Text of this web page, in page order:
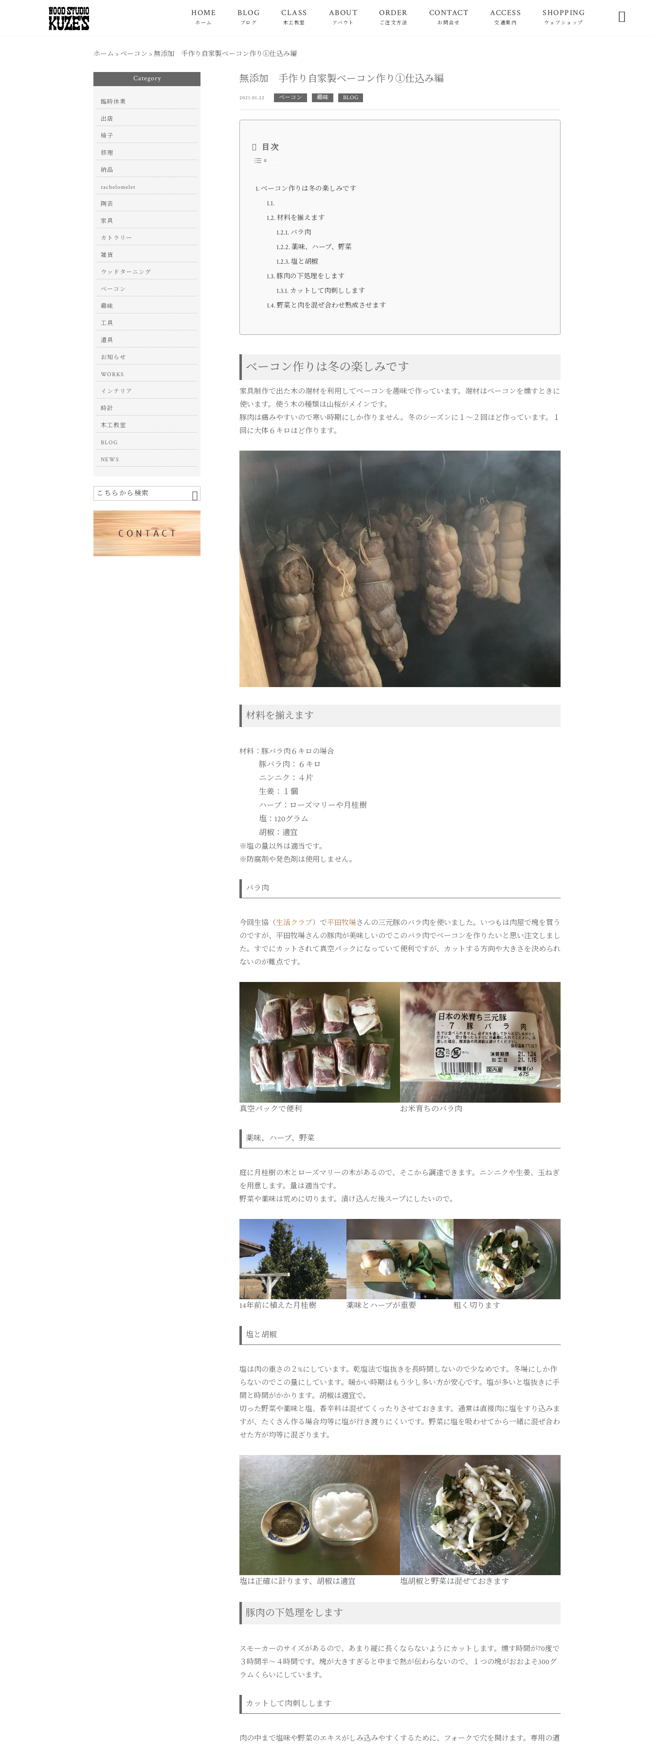
HOME
ホーム
BLOG
ブログ
CLASS
木工教室
ABOUT
アバウト
ORDER
ご注文方法
CONTACT
お問合せ
ACCESS
交通案内
SHOPPING
ウェブショップ 
ホーム > ベーコン >無添加 手作り自家製ベーコン作り①仕込み編
無添加 手作り自家製ベーコン作り①仕込み編
2021.01.22 ベーコン 趣味 BLOG
目次
ベーコン作りは冬の楽しみです
材料を揃えます
バラ肉
薬味、ハーブ、野菜
塩と胡椒
豚肉の下処理をします
カットして肉刺しします
野菜と肉を混ぜ合わせ熟成させます
ベーコン作りは冬の楽しみです
家具制作で出た木の端材を利用してベーコンを趣味で作っています。端材はベーコンを燻すときに
使います。使う木の種類は山桜がメインです。
豚肉は痛みやすいので寒い時期にしか作りません。冬のシーズンに１〜２回ほど作っています。１
回に大体６キロほど作ります。
材料を揃えます
材料：豚バラ肉６キロの場合
豚バラ肉：６キロ
ニンニク：４片
生姜：１個
ハーブ：ローズマリーや月桂樹
塩：120グラム
胡椒：適宜
※塩の量以外は適当です。
※防腐剤や発色剤は使用しません。
バラ肉
今回生協（生活クラブ）で平田牧場さんの三元豚のバラ肉を使いました。いつもは肉屋で塊を買う
のですが、平田牧場さんの豚肉が美味しいのでこのバラ肉でベーコンを作りたいと思い注文しまし
た。すでにカットされて真空パックになっていて便利ですが、カットする方向や大きさを決められ
ないのが難点です。
真空パックで便利 お米育ちのバラ肉
薬味、ハーブ、野菜
庭に月桂樹の木とローズマリーの木があるので、そこから調達できます。ニンニクや生姜、玉ねぎ
を用意します。量は適当です。
野菜や薬味は荒めに切ります。漬け込んだ後スープにしたいので。
14年前に植えた月桂樹 薬味とハーブが重要 粗く切ります
塩と胡椒
塩は肉の重さの２%にしています。乾塩法で塩抜きを長時間しないので少なめです。冬場にしか作
らないのでこの量にしています。暖かい時期はもう少し多い方が安心です。塩が多いと塩抜きに手
間と時間がかかります。胡椒は適宜で。
切った野菜や薬味と塩、香辛料は混ぜてくったりさせておきます。通常は直接肉に塩をすり込みま
すが、たくさん作る場合均等に塩が行き渡りにくいです。野菜に塩を吸わせてから一緒に混ぜ合わ
せた方が均等に混ざります。
塩は正確に計ります、胡椒は適宜 塩胡椒と野菜は混ぜておきます
豚肉の下処理をします
スモーカーのサイズがあるので、あまり縦に長くならないようにカットします。燻す時間が70度で
３時間半〜４時間です。塊が大きすぎると中まで熱が伝わらないので、１つの塊がおおよそ300グ
ラムくらいにしています。
カットして肉刺しします
肉の中まで塩味や野菜のエキスがしみ込みやすくするために、フォークで穴を開けます。専用の道
Category
臨時休業
出店
椅子
修理
納品
rachelomelet
陶芸
家具
カトラリー
雑貨
ウッドターニング
ベーコン
趣味
工具
道具
お知らせ
WORKS
インテリア
時計
木工教室
BLOG
NEWS